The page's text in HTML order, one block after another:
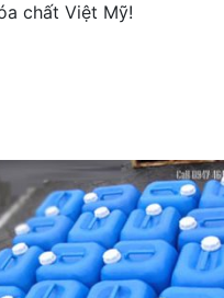
chất Việt Mỹ!